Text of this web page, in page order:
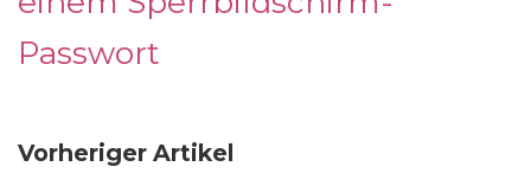
Passwort
Vorheriger Artikel